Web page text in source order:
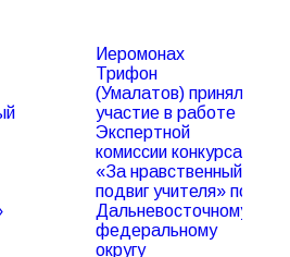
Иеромонах
Трифон
(Умалатов) принял
участие в работе
Экспертной
комиссии конкурса
«За нравственный
подвиг учителя» по
Дальневосточному
федеральному
округу